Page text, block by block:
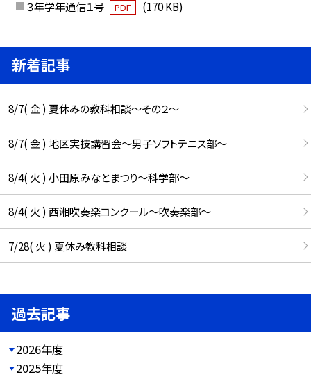
３年学年通信１号
PDF (170 KB)
新着記事
8/7( 金 ) 夏休みの教科相談～その２～
8/7( 金 ) 地区実技講習会～男子ソフトテニス部～
8/4( 火 ) 小田原みなとまつり～科学部～
8/4( 火 ) 西湘吹奏楽コンクール～吹奏楽部～
7/28( 火 ) 夏休み教科相談
過去記事
2026年度
2025年度